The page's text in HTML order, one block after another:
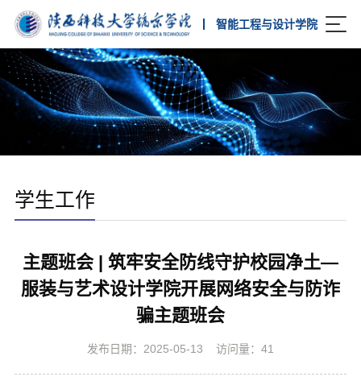
智能工程与设计学院
学生工作
主题班会 | 筑牢安全防线守护校园净土—
服装与艺术设计学院开展网络安全与防诈
骗主题班会
发布日期：2025-05-13 访问量： 41